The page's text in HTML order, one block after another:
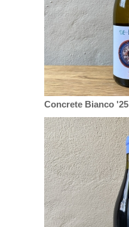
Concrete Bianco '25